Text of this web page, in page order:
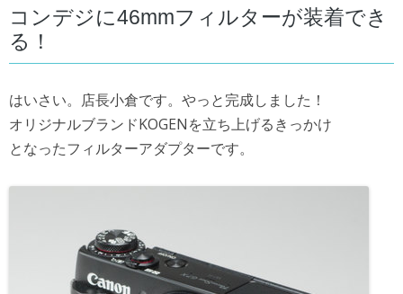
コンデジに46mmフィルターが装着でき
る！
はいさい。店長小倉です。やっと完成しました！
オリジナルブランドKOGENを立ち上げるきっかけ
となったフィルターアダプターです。